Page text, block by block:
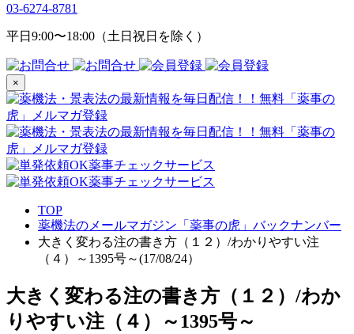
03-6274-8781
平日9:00〜18:00（土日祝日を除く）
×
TOP
薬機法のメールマガジン「薬事の虎」バックナンバー
大きく変わる注の書き方（１２）/わかりやすい注
（４）～1395号～(17/08/24）
大きく変わる注の書き方（１２）/わか
りやすい注（４）～1395号～